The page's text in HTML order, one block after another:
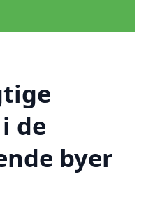
de
byer